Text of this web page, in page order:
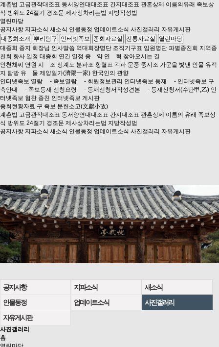
계촌법 고금관작대조표 동서양연대대조표 간지대조표 관혼상제 이름의유래 족보상
식 방위도 24절기 경조문 제사상차리는법 지방작성법
열린마당
공지사항 지파소식 새소식 인물동정 업데이트소식 사진갤러리 자유게시판
대종회소개
뿌리탐구 인터넷족보 종회자료실 전통자료실
열린마당
대종회 종지 회장님 인사말씀 역대회장명단 조직기구표 임원명단 파별종친회 지역종
친회 향사 일정 대종회 연간 일정 종 약 연 혁 찾아오시는 길
인천채씨 연원 시 조 상계도 분파조 항렬표 각파 문중 중시조 가문을 빛낸 인물 유적
지 탐방 유 물 제양일가(濟陽一家) 한국인의 관향
인터넷족보 열람
- 족보열람 - 회원정보관리 인터넷족보 등재
- 인터넷족보 구
축안내
- 족보등재 신청요령 - 등재신청서작성견본 - 등재신청서(수단甲,乙) 인
터넷족보 협찬 종친 인터넷족보 게시판
종회현황자료 구 족보 문헌소고(文獻小攷)
계촌법 고금관작대조표 동서양연대대조표 간지대조표 관혼상제 이름의 유래 족보상
식 방위도 24절기 경조문 제사상차리는법 지방작성법
공지사항 지파소식 새소식 인물동정 업데이트소식 사진갤러리 자유게시판
공지사항 지파소식
새소식
인물동정
업데이트소식
사진갤러리
자유게시판
사진갤러리
홈